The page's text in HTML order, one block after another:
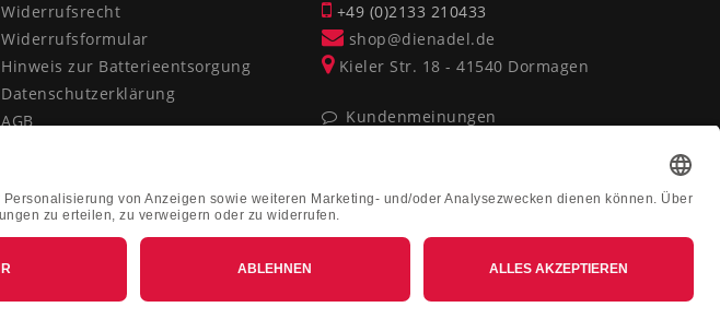
Widerrufsrecht
Widerrufsformular
Hinweis zur Batterieentsorgung
Datenschutzerklärung
AGB
Vertrag widerrufen
+49 (0)2133 210433
shop@dienadel.de
Kieler Str. 18 - 41540 Dormagen
Kundenmeinungen